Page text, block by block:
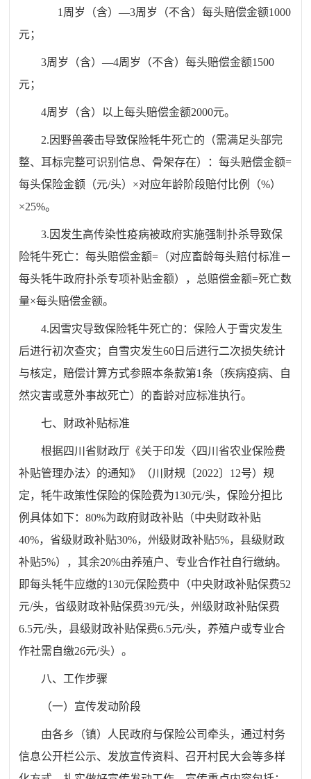
1周岁（含）—3周岁（不含）每头赔偿金额1000
元；
3周岁（含）—4周岁（不含）每头赔偿金额1500
元；
4周岁（含）以上每头赔偿金额2000元。
2.因野兽袭击导致保险牦牛死亡的（需满足头部完
整、耳标完整可识别信息、骨架存在）：每头赔偿金额=
每头保险金额（元/头）×对应年龄阶段赔付比例（%）
×25%。
3.因发生高传染性疫病被政府实施强制扑杀导致保
险牦牛死亡：每头赔偿金额=（对应畜龄每头赔付标准－
每头牦牛政府扑杀专项补贴金额），总赔偿金额=死亡数
量×每头赔偿金额。
4.因雪灾导致保险牦牛死亡的：保险人于雪灾发生
后进行初次查灾；自雪灾发生60日后进行二次损失统计
与核定，赔偿计算方式参照本条款第1条（疾病疫病、自
然灾害或意外事故死亡）的畜龄对应标准执行。
七、财政补贴标准
根据四川省财政厅《关于印发〈四川省农业保险费
补贴管理办法〉的通知》（川财规〔2022〕12号）规
定，牦牛政策性保险的保险费为130元/头，保险分担比
例具体如下：80%为政府财政补贴（中央财政补贴
40%，省级财政补贴30%，州级财政补贴5%，县级财政
补贴5%），其余20%由养殖户、专业合作社自行缴纳。
即每头牦牛应缴的130元保险费中（中央财政补贴保费52
元/头，省级财政补贴保费39元/头，州级财政补贴保费
6.5元/头，县级财政补贴保费6.5元/头，养殖户或专业合
作社需自缴26元/头）。
八、工作步骤
（一）宣传发动阶段
由各乡（镇）人民政府与保险公司牵头，通过村务
信息公开栏公示、发放宣传资料、召开村民大会等多样